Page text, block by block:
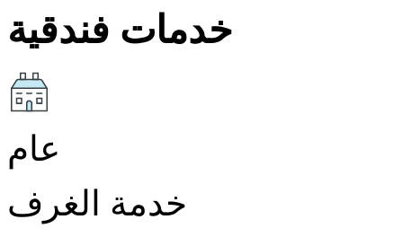
خدمات فندقية
عام
خدمة الغرف